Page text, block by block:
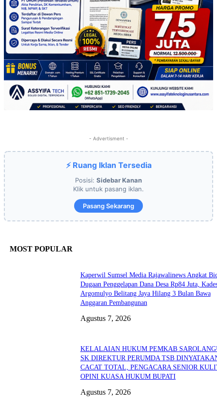
- Advertisment -
⚡ Ruang Iklan Tersedia
Posisi: Sidebar Kanan
Klik untuk pasang iklan.
Pasang Sekarang
MOST POPULAR
Kaperwil Sumsel Media Rajawalinews Angkat
Dugaan Penggelapan Dana Desa Rp84 Juta,
Argomulyo Belitang Jaya Hilang 3 Bulan Bawa
Anggaran Pembangunan
Agustus 7, 2026
KELALAIAN HUKUM PEMKAB
SK DIREKTUR PERUMDA TSB
CACAT TOTAL, PENGACARA SENIOR
OPINI KUASA HUKUM BUPATI
Agustus 7, 2026